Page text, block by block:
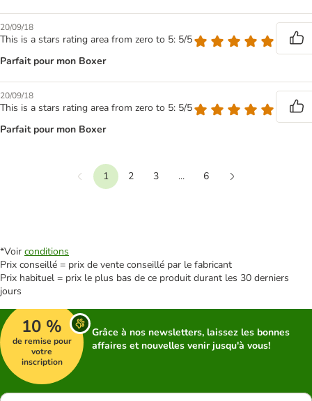
20/09/18
This is a stars rating area from zero to 5: 5/5
Parfait pour mon Boxer
20/09/18
This is a stars rating area from zero to 5: 5/5
Parfait pour mon Boxer
Précédent
1 2 3 ...
6
*Voir conditions
Prix conseillé = prix de vente conseillé par le fabricant
Prix habituel = prix le plus bas de ce produit durant les 30 derniers
jours
10 %
de remise pour
votre
inscription
Grâce à nos newsletters, laissez les bonnes
affaires et nouvelles venir jusqu'à vous!